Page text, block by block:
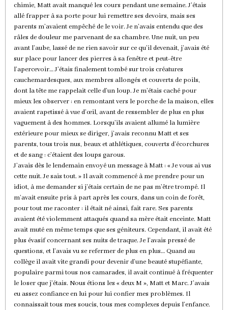
chimie, Matt avait manqué les cours pendant une semaine. J’étais
allé frapper à sa porte pour lui remettre ses devoirs, mais ses
parents m’avaient empêché de le voir. Je n’avais entendu que des
râles de douleur me parvenant de sa chambre. Une nuit, un peu
avant l’aube, lassé de ne rien savoir sur ce qu’il devenait, j’avais été
sur place pour lancer des pierres à sa fenêtre et peut-être
l’apercevoir… J’étais finalement tombé sur trois créatures
cauchemardesques, aux membres allongés et couverts de poils,
dont la tête me rappelait celle d’un loup. Je m’étais caché pour
mieux les observer : en remontant vers le porche de la maison, elles
avaient rapetissé à vue d’œil, avant de ressembler de plus en plus
vaguement à des hommes. Lorsqu’ils avaient allumé la lumière
extérieure pour mieux se diriger, j’avais reconnu Matt et ses
parents, tous trois nus, beaux et athlétiques, couverts d’écorchures
et de sang : c’étaient des loups garous.
J’avais dès le lendemain envoyé un message à Matt : « Je vous ai vus
cette nuit. Je sais tout. » Il avait commencé à me prendre pour un
idiot, à me demander si j’étais certain de ne pas m’être trompé. Il
m’avait ensuite pris à part après les cours, dans un coin de forêt,
pour tout me raconter : il était né ainsi, fait rare. Ses parents
avaient été violemment attaqués quand sa mère était enceinte. Matt
avait muté en même temps que ses géniteurs. Cependant, il avait été
plus évasif concernant ses nuits de traque. Je l’avais pressé de
questions, et l’avais vu se refermer de plus en plus… Quand au
collège il avait vite grandi pour devenir d’une beauté stupéfiante,
populaire parmi tous nos camarades, il avait continué à fréquenter
le loser que j’étais. Nous étions les « deux M », Matt et Marc. J’avais
eu assez confiance en lui pour lui confier mes problèmes. Il
connaissait tous mes soucis, tous mes complexes depuis l’enfance.